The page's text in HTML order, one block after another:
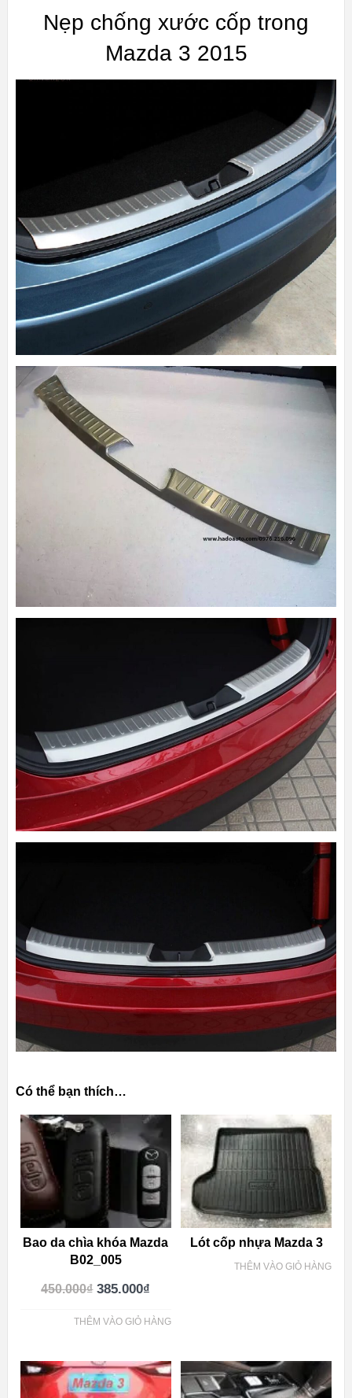
Nẹp chống xước cốp trong
Mazda 3 2015
Có thể bạn thích…
Bao da chìa khóa Mazda
B02_005
450.000₫ 385.000₫
THÊM VÀO GIỎ HÀNG
Lót cốp nhựa Mazda 3
THÊM VÀO GIỎ HÀNG